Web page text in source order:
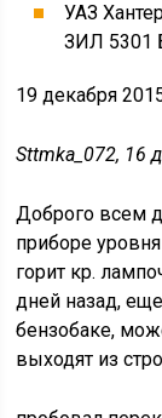
УАЗ
ЗИЛ 5301
19 декабря
Sttmka_072, 16
Доброго всем
приборе
горит кр.
дней назад,
бензобаке,
выходят из